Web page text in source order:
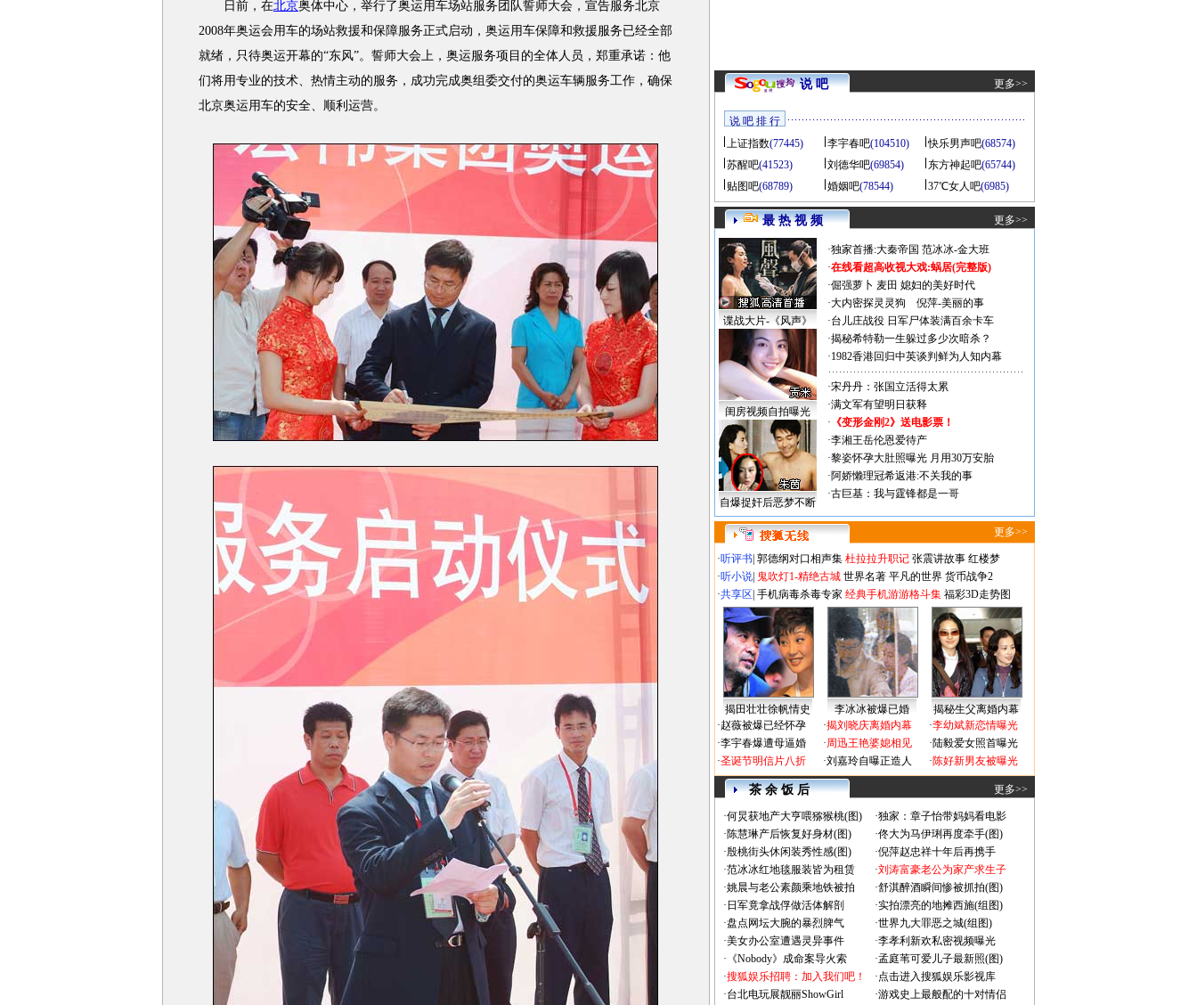
日前，在北京奥体中心，举行了奥运用车场站服务团队誓师大会，宣告服务北京
2008年奥运会用车的场站救援和保障服务正式启动，奥运用车保障和救援服务已经全部
就绪，只待奥运开幕的“东风”。誓师大会上，奥运服务项目的全体人员，郑重承诺：他
们将用专业的技术、热情主动的服务，成功完成奥组委交付的奥运车辆服务工作，确保
北京奥运用车的安全、顺利运营。
说 吧 更多>>
说 吧 排 行
上证指数(77445) 李宇春吧(104510) 快乐男声吧(68574)
苏醒吧(41523) 刘德华吧(69854) 东方神起吧(65744)
贴图吧(68789) 婚姻吧(78544) 37℃女人吧(6985)
最 热 视 频 更多>>
谍战大片-《风声》
闺房视频自拍曝光
自爆捉奸后恶梦不断
·独家首播:大秦帝国 范冰冰-金大班
·在线看超高收视大戏:蜗居(完整版)
·倔强萝卜 麦田 媳妇的美好时代
·大内密探灵灵狗
倪萍-美丽的事
·台儿庄战役 日军尸体装满百余卡车
·揭秘希特勒一生躲过多少次暗杀？
·1982香港回归中英谈判鲜为人知内幕
·宋丹丹：张国立活得太累
·满文军有望明日获释
· 《变形金刚2》送电影票！
·李湘王岳伦恩爱待产
·黎姿怀孕大肚照曝光 月用30万安胎
·阿娇懒理冠希返港:不关我的事
·古巨基：我与霆锋都是一哥
更多>>
·听评书 郭德纲对口相声集 杜拉拉升职记 张震讲故事 红楼梦
·听小说 鬼吹灯1-精绝古城 世界名著 平凡的世界 货币战争2
·共享区 手机病毒杀毒专家 经典手机游游格斗集 福彩3D走势图
揭田壮壮徐帆情史 李冰冰被爆已婚
揭秘生父离婚内幕
·赵薇被爆已经怀孕
·李宇春爆遭母逼婚
·圣诞节明信片八折
·揭刘晓庆离婚内幕
·周迅王艳婆媳相见
·刘嘉玲自曝正造人
·李幼斌新恋情曝光
·陆毅爱女照首曝光
·陈好新男友被曝光
茶 余 饭 后 更多>>
·何炅获地产大亨喂猕猴桃(图) ·独家：章子怡带妈妈看电影
·陈慧琳产后恢复好身材(图) ·佟大为马伊琍再度牵手(图)
·殷桃街头休闲装秀性感(图) ·倪萍赵忠祥十年后再携手
·范冰冰红地毯服装皆为租赁 ·刘涛富豪老公为家产求生子
·姚晨与老公素颜乘地铁被拍 ·舒淇醉酒瞬间惨被抓拍(图)
· 日军竟拿战俘做活体解剖 ·实拍漂亮的地摊西施(组图)
·盘点网坛大腕的暴烈脾气 ·世界九大罪恶之城(组图)
·美女办公室遭遇灵异事件 ·李孝利新欢私密视频曝光
· 《Nobody》成命案导火索 ·孟庭苇可爱儿子最新照(图)
·搜狐娱乐招聘：加入我们吧！ ·点击进入搜狐娱乐影视库
·台北电玩展靓丽ShowGirl ·游戏史上最般配的十对情侣